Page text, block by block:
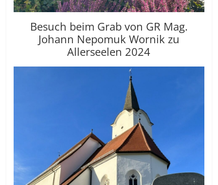
Besuch beim Grab von GR Mag.
Johann Nepomuk Wornik zu
Allerseelen 2024